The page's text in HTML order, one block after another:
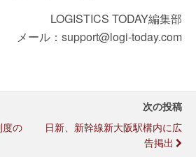
LOGISTICS TODAY編集部
メール：support@logi-today.com
度の
次の投稿
日新、新幹線新大阪駅構内に広
告掲出